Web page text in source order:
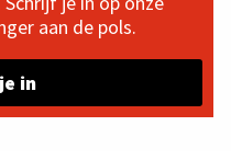
aan de pols.
in